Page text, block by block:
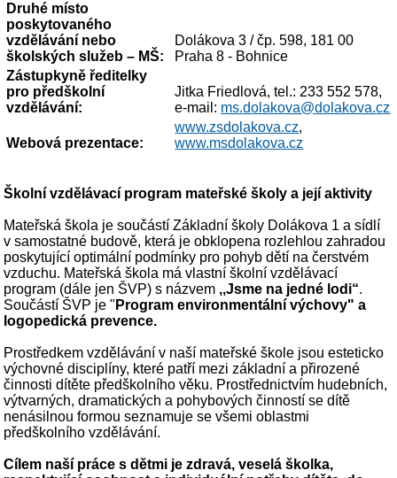
Druhé místo
poskytovaného
vzdělávání nebo
školských služeb – MŠ:
Dolákova 3 / čp. 598, 181 00
Praha 8 - Bohnice
Zástupkyně ředitelky
pro předškolní
vzdělávání:
Jitka Friedlová, tel.: 233 552 578,
e-mail: ms.dolakova@dolakova.cz
Webová prezentace:
www.zsdolakova.cz,
www.msdolakova.cz
Školní vzdělávací program mateřské školy a její aktivity
Mateřská škola je součástí Základní školy Dolákova 1 a sídlí
v samostatné budově, která je obklopena rozlehlou zahradou
poskytující optimální podmínky pro pohyb dětí na čerstvém
vzduchu. Mateřská škola má vlastní školní vzdělávací
program (dále jen ŠVP) s názvem ,,Jsme na jedné lodi“.
Součástí ŠVP je " Program environmentální výchovy" a
logopedická prevence.
Prostředkem vzdělávání v naší mateřské škole jsou esteticko
výchovné disciplíny, které patří mezi základní a přirozené
činnosti dítěte předškolního věku. Prostřednictvím hudebních,
výtvarných, dramatických a pohybových činností se dítě
nenásilnou formou seznamuje se všemi oblastmi
předškolního vzdělávání.
Cílem naší práce s dětmi je zdravá, veselá školka,